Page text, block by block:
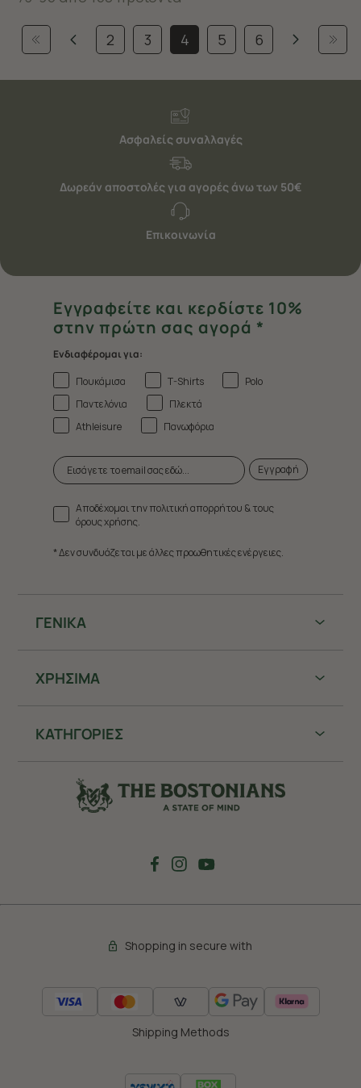
2 3 4 5 6
Ασφαλείς συναλλαγές
Δωρεάν αποστολές για αγορές άνω των 50€
Επικοινωνία
ΓΕΝΙΚΑ
ΧΡHΣΙΜΑ
ΚΑΤΗΓΟΡΙΕΣ
Εγγραφείτε και κερδίστε 10%
στην πρώτη σας αγορά *
Ενδιαφέρομαι για:
Πουκάμισα
T-Shirts
Polo
Παντελόνια
Πλεκτά
Athleisure
Πανωφόρια
Εγγραφή
Αποδέχομαι την πολιτική απορρήτου & τους
όρους χρήσης.
* Δεν συνδυάζεται με άλλες προωθητικές ενέργειες.
Shopping in secure with
Shipping Methods